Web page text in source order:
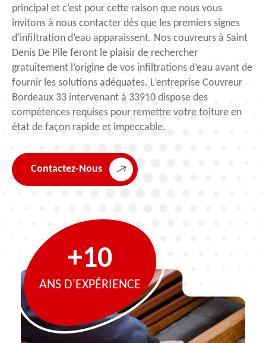
principal et c’est pour cette raison que nous vous
invitons à nous contacter dès que les premiers signes
d’infiltration d’eau apparaissent. Nos couvreurs à Saint
Denis De Pile feront le plaisir de rechercher
gratuitement l’origine de vos infiltrations d’eau avant de
fournir les solutions adéquates. L’entreprise Couvreur
Bordeaux 33 intervenant à 33910 dispose des
compétences requises pour remettre votre toiture en
état de façon rapide et impeccable.
Contactez-Nous
+10
ANS D'EXPÉRIENCE